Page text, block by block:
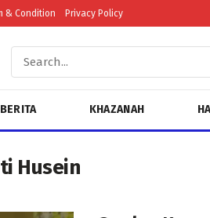
& Condition Privacy Policy
BERITA KHAZANAH
Husein